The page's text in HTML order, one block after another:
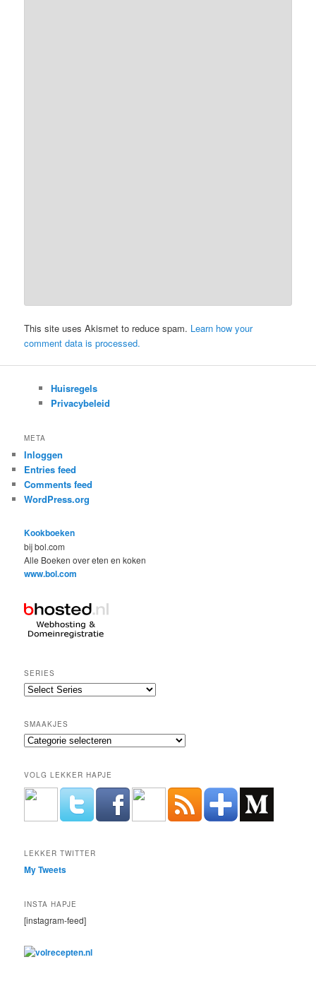
This site uses Akismet to reduce spam. Learn how your
comment data is processed.
Huisregels
Privacybeleid
META
Inloggen
Entries feed
Comments feed
WordPress.org
Kookboeken
bij bol.com
Alle Boeken over eten en koken
www.bol.com
SERIES
SMAAKJES
Smaakjes
VOLG LEKKER HAPJE
LEKKER TWITTER
My Tweets
INSTA HAPJE
[instagram-feed]